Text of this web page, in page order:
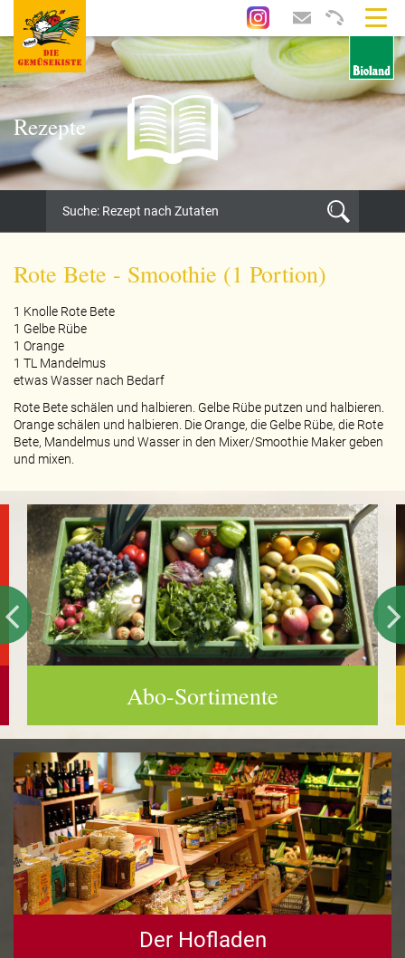
Rezepte
Rote Bete - Smoothie (1 Portion)
1 Knolle Rote Bete
1 Gelbe Rübe
1 Orange
1 TL Mandelmus
etwas Wasser nach Bedarf
Rote Bete schälen und halbieren. Gelbe Rübe putzen und halbieren.
Orange schälen und halbieren. Die Orange, die Gelbe Rübe, die Rote
Bete, Mandelmus und Wasser in den Mixer/Smoothie Maker geben
und mixen.
Abo-Sortimente
Der Hofladen